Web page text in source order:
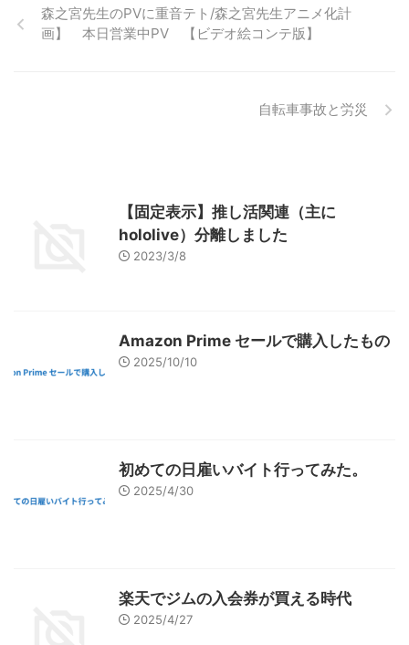
森之宮先生のPVに重音テト/森之宮先生アニメ化計
画】 本日営業中PV 【ビデオ絵コンテ版】
自転車事故と労災
【固定表示】推し活関連（主に
hololive）分離しました
2023/3/8
Amazon Prime セールで購入したもの
2025/10/10
初めての日雇いバイト行ってみた。
2025/4/30
楽天でジムの入会券が買える時代
2025/4/27